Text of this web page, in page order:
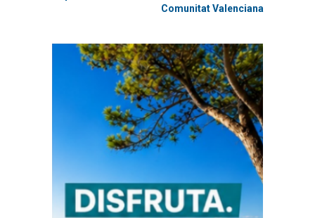
Comunitat Valenciana